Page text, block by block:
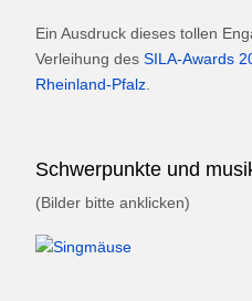
Ein Ausdruck dieses tollen
Verleihung des SILA-Awards
Rheinland-Pfalz
Schwerpunkte und
(Bilder bitte anklicken)